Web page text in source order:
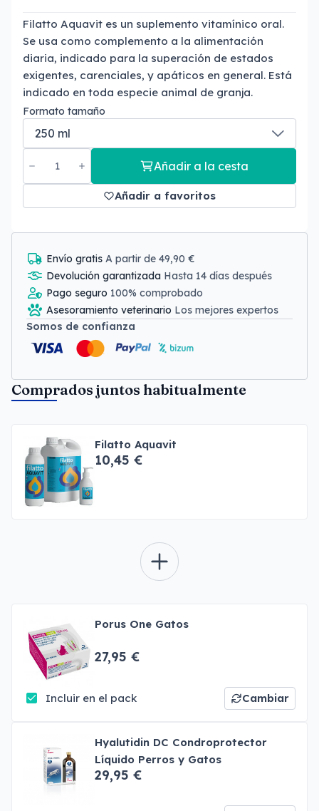
Filatto Aquavit es un suplemento vitamínico oral.
Se usa como complemento a la alimentación
diaria, indicado para la superación de estados
exigentes, carenciales, y apáticos en general. Está
indicado en toda especie animal de granja.
Formato tamaño
Añadir a la cesta
Añadir a favoritos
Envío gratis A partir de 49,90 €
Devolución garantizada Hasta 14 días después
Pago seguro 100% comprobado
Asesoramiento veterinario Los mejores expertos
Somos de confianza
Comprados juntos habitualmente
Filatto Aquavit
10,45 €
Porus One Gatos
27,95 €
Incluir en el pack Cambiar
Hyalutidin DC Condroprotector
Líquido Perros y Gatos
29,95 €